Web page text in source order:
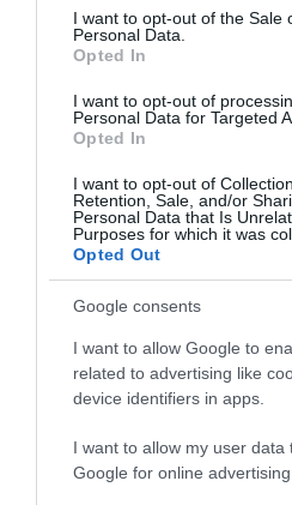
consent section.
I want to opt-out of the Sale
Personal Data.
Opted In
I want to opt-out of
Personal Data for Targeted
Opted In
I want to opt-out of
Retention, Sale, and/or
Personal Data that Is
Purposes for which it was
Opted Out
Google consents
I want to allow Google to
related to advertising like
device identifiers in apps.
I want to allow my user data
Google for online
2 h 9 min
Cause Parasites
316 56 82